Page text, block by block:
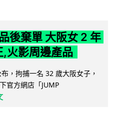
後棄單 大阪女 2 年
,火影周邊產品
，拘捕一名 32 歲大阪女子，
官方網店「JUMP